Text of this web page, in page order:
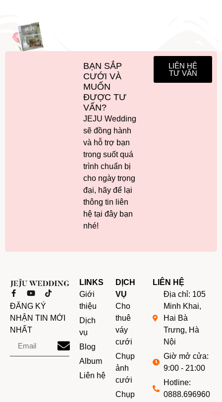
BẠN SẮP
CƯỚI VÀ
MUỐN
ĐƯỢC TƯ
VẤN?
JEJU Wedding
sẽ đồng hành
và hỗ trợ bạn
trong suốt quá
trình chuẩn bị
cho ngày trọng
đại, hãy để lại
thông tin liên
hệ tại đây bạn
nhé!
LIÊN HỆ
TƯ VẤN
ĐĂNG KÝ
NHẬN TIN MỚI
NHẤT
LINKS
Giới
thiệu
Dịch
vụ
Blog
Album
Liên hệ
DỊCH
VỤ
Cho
thuê
váy
cưới
Chụp
ảnh
cưới
Chụp
LIÊN HỆ
Địa chỉ: 105
Minh Khai,
Hai Bà
Trưng, Hà
Nội
Giờ mở cửa:
9:00 - 21:00
Hotline:
0888.696960